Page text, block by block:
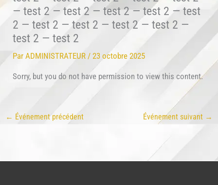
— test 2 — test 2 — test 2 — test 2 — test
2 — test 2 — test 2 — test 2 — test 2 —
test 2 — test 2
ParADMINISTRATEUR /23 octobre 2025
Sorry, but you do not have permission to view this content.
← Événement précédent Événement suivant →